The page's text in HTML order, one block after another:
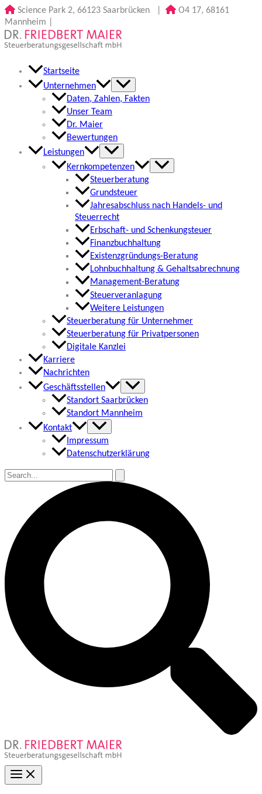
Zum
Inhalt
springen
Science Park 2, 66123 Saarbrücken
O4 17, 68161
Mannheim
Startseite
Unternehmen
Daten, Zahlen, Fakten
Unser Team
Dr. Maier
Bewertungen
Leistungen
Kernkompetenzen
Steuerberatung
Grundsteuer
Jahresabschluss nach Handels- und
Steuerrecht
Erbschaft- und Schenkungsteuer
Finanzbuchhaltung
Existenzgründungs-Beratung
Lohnbuchhaltung & Gehaltsabrechnung
Management-Beratung
Steuerveranlagung
Weitere Leistungen
Steuerberatung für Unternehmer
Steuerberatung für Privatpersonen
Digitale Kanzlei
Karriere
Nachrichten
Geschäftsstellen
Standort Saarbrücken
Standort Mannheim
Kontakt
Impressum
Datenschutzerklärung
Suchen